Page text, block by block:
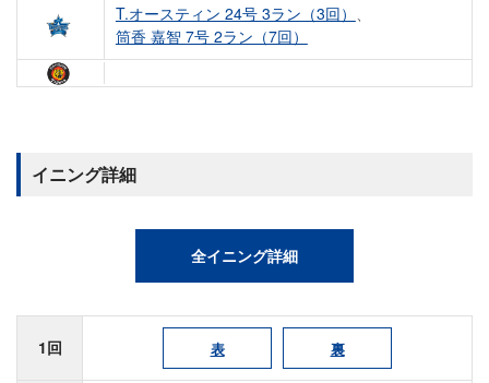
T.オースティン 24号 3ラン（3回）
筒香 嘉智 7号 2ラン（7回）
イニング詳細
全イニング詳細
1回 表 裏